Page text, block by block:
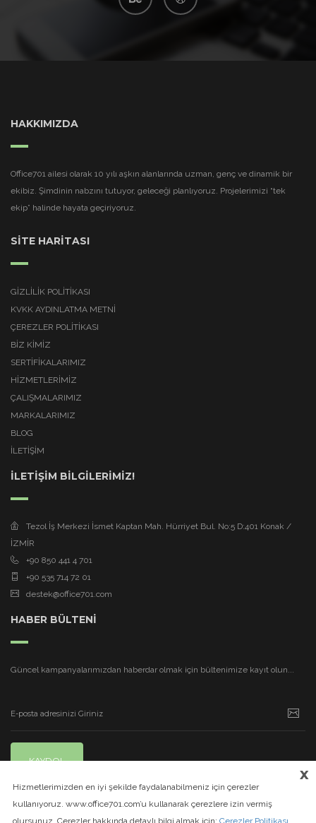
HAKKIMIZDA
Office701 ailesi olarak 10 yılı aşkın alanlarında uzman, genç ve dinamik bir
ekibiz. Şimdinin nabzını tutuyor, geleceği planlıyoruz. Projelerimizi “tek
ekip” halinde hayata geçiriyoruz.
SİTE HARİTASI
GIZLILIK POLITIKASI
KVKK AYDINLATMA METNI
ÇEREZLER POLITIKASI
BİZ KİMİZ
SERTİFİKALARIMIZ
HİZMETLERİMİZ
ÇALIŞMALARIMIZ
MARKALARIMIZ
BLOG
İLETİŞİM
İLETİŞİM BİLGİLERİMİZ!
Tezol İş Merkezi İsmet Kaptan Mah. Hürriyet Bul. No:5 D:401 Konak /
İZMİR
+90 850 441 4 701
+90 535 714 72 01
destek@office701.com
HABER BÜLTENİ
Güncel kampanyalarımızdan haberdar olmak için bültenimize kayıt olun...
KAYDOL
x
Hizmetlerimizden en iyi şekilde faydalanabilmeniz için çerezler
kullanıyoruz. www.office701.com’u kullanarak çerezlere izin vermiş